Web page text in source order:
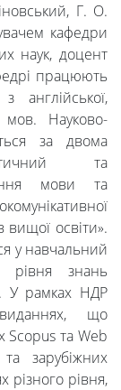
Г. О.
кафедри
наук, доцент
працюють
англійської,
мов. Науково-
за двома
та
мови та
вищої освіти».
у навчальний
рівня знань
У рамках НДР
що
Scopus та Web
зарубіжних
різного рівня,